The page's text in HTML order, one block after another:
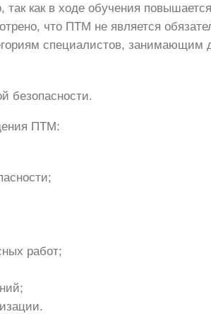
как в ходе обучения
что ПТМ не является
специалистов, занимающим
безопасности.
ПТМ:
работ;